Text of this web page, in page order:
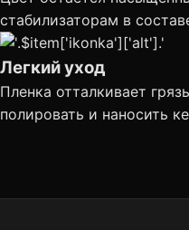
стабилизаторам в
Легкий уход
Пленка отталкивает
полировать и наносить